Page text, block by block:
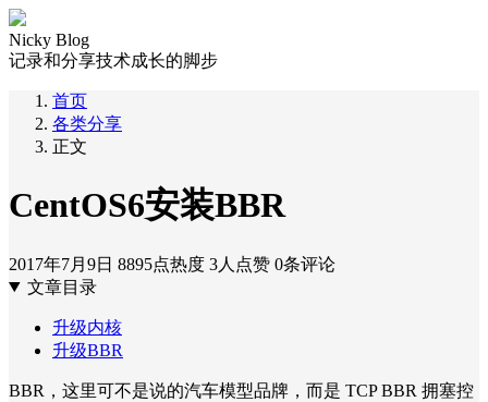
Nicky Blog
记录和分享技术成长的脚步
首页
各类分享
正文
CentOS6安装BBR
2017年7月9日 8895点热度 3人点赞 0条评论
文章目录
升级内核
升级BBR
BBR，这里可不是说的汽车模型品牌，而是 TCP BBR 拥塞控